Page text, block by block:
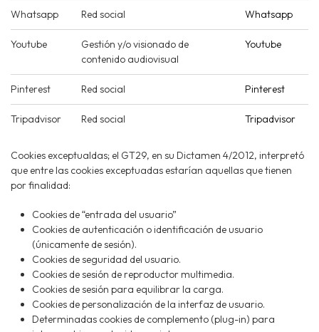
Whatsapp Red social Whatsapp
Youtube
Gestión y/o visionado de
contenido audiovisual
Youtube
Pinterest Red social Pinterest
Tripadvisor Red social Tripadvisor
Cookies exceptualdas; el GT29, en su Dictamen 4/2012, interpretó
que entre las cookies exceptuadas estarían aquellas que tienen
por finalidad:
Cookies de “entrada del usuario”
Cookies de autenticación o identificación de usuario
(únicamente de sesión).
Cookies de seguridad del usuario.
Cookies de sesión de reproductor multimedia.
Cookies de sesión para equilibrar la carga.
Cookies de personalización de la interfaz de usuario.
Determinadas cookies de complemento (plug-in) para